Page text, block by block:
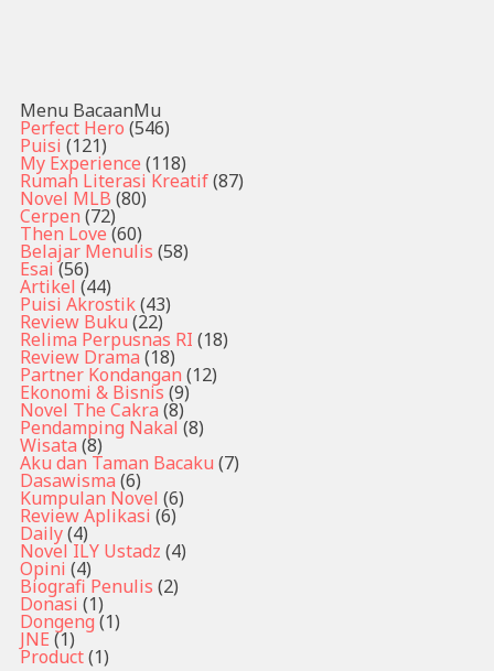
Menu BacaanMu
Perfect Hero (546)
Puisi (121)
My Experience (118)
Rumah Literasi Kreatif(87)
Novel MLB (80)
Cerpen (72)
Then Love (60)
Belajar Menulis (58)
Esai (56)
Artikel (44)
Puisi Akrostik(43)
Review Buku (22)
Relima Perpusnas RI (18)
Review Drama (18)
Partner Kondangan (12)
Ekonomi & Bisnis (9)
Novel The Cakra (8)
Pendamping Nakal (8)
Wisata (8)
Aku dan Taman Bacaku (7)
Dasawisma (6)
Kumpulan Novel (6)
Review Aplikasi (6)
Daily(4)
Novel ILY Ustadz (4)
Opini (4)
Biografi Penulis (2)
Donasi (1)
Dongeng (1)
JNE (1)
Product(1)